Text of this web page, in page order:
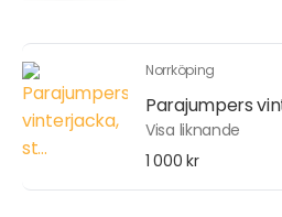
Norrköping
Parajumpers
Visa liknande
1 000 kr